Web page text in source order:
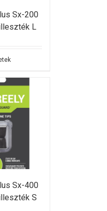
Sx-200
L
Sx-400
S